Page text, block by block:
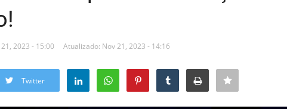
2023 - 15:00 Atualizado: Nov 21, 2023 - 14:16
Twitter